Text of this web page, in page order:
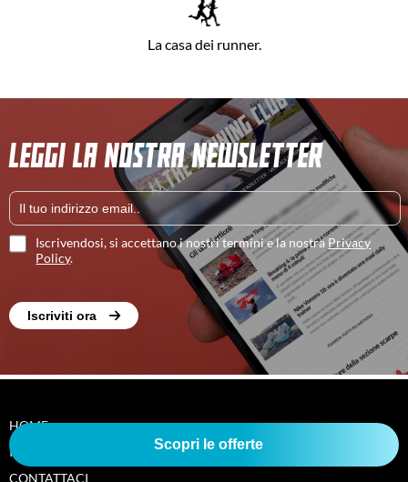
Scopri le offerte
La casa dei runner.
LEGGI LA NOSTRA NEWSLETTER
Iscrivendosi, si accettano i nostri termini e la nostraPrivacy
Policy.
Iscriviti ora
HOME
I NOSTRI AUTORI
CONTATTACI